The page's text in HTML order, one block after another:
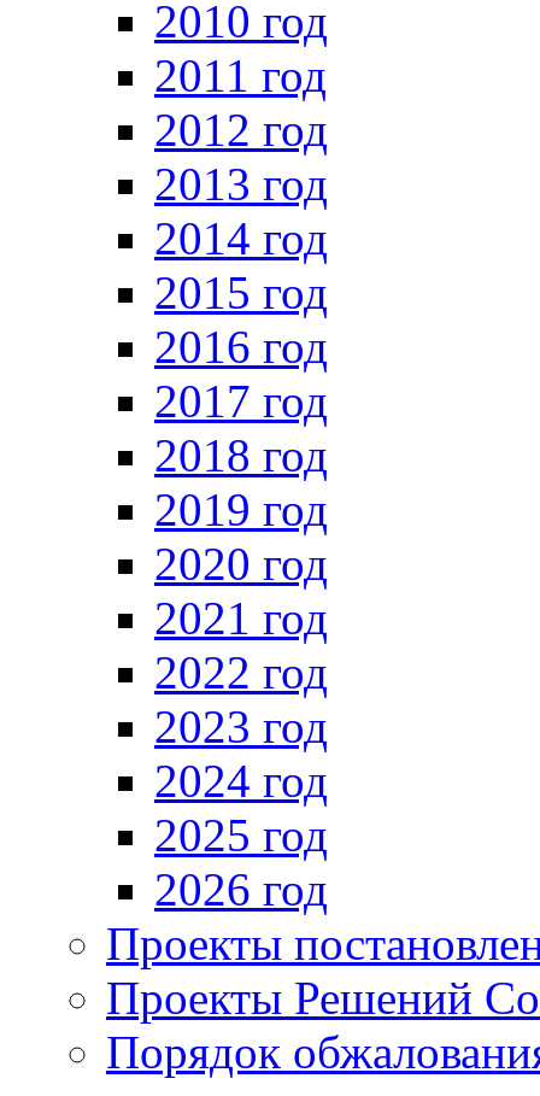
2010 год
2011 год
2012 год
2013 год
2014 год
2015 год
2016 год
2017 год
2018 год
2019 год
2020 год
2021 год
2022 год
2023 год
2024 год
2025 год
2026 год
Проекты
Проекты Решений
Порядок